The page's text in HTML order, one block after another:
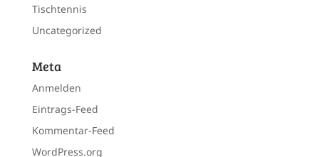
Tischtennis
Uncategorized
Meta
Anmelden
Eintrags-Feed
Kommentar-Feed
WordPress.org